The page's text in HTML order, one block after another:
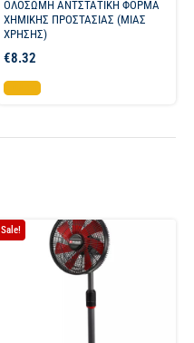
ΟΛΟΣΩΜΗ ΑΝΤΣΤΑΤΙΚΗ ΦΟΡΜΑ
ΧΗΜΙΚΗΣ ΠΡΟΣΤΑΣΙΑΣ (ΜΙΑΣ
ΧΡΗΣΗΣ)
€8.32
Επιλογή
Sale!